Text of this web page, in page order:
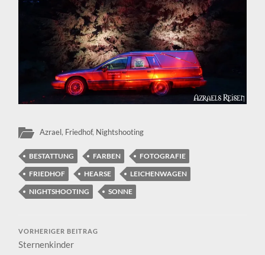
Azrael, Friedhof, Nightshooting
BESTATTUNG FARBEN
FOTOGRAFIE
FRIEDHOF
HEARSE
LEICHENWAGEN
NIGHTSHOOTING
SONNE
VORHERIGER BEITRAG
Sternenkinder